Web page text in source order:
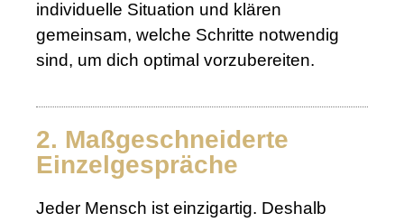
individuelle Situation und klären
gemeinsam, welche Schritte notwendig
sind, um dich optimal vorzubereiten.
2. Maßgeschneiderte
Einzelgespräche
Jeder Mensch ist einzigartig. Deshalb